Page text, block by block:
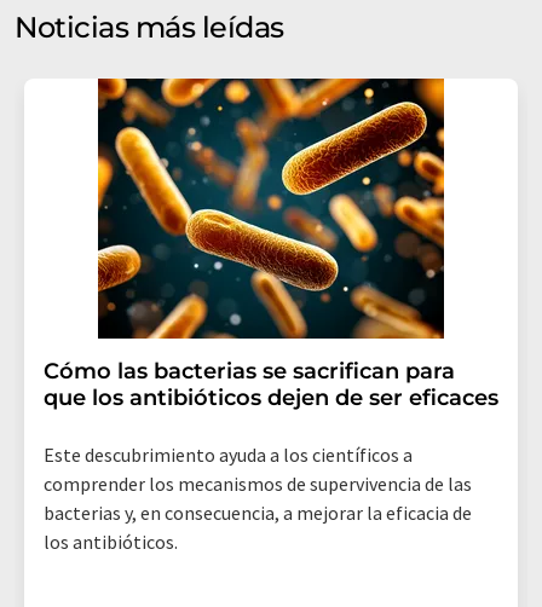
electrónico a efectos publicitarios o de investigación de
mercado y opinión. Puede revocar en todo momento su
de indicar los motivos informando por correo postal a
LUMITOS AG, Ernst-Augustin-Str. 2, 12489 Berlín
(Alemania) o por correo electrónico a
revoke@lumitos.com . Además, en cada correo
electrónico se incluye un enlace para anular la
suscripción al boletín informativo correspondiente.
Noticias más leídas
Cómo las bacterias se sacrifican para
que los antibióticos dejen de ser eficaces
Este descubrimiento ayuda a los científicos a
comprender los mecanismos de supervivencia de las
bacterias y, en consecuencia, a mejorar la eficacia de
los antibióticos.